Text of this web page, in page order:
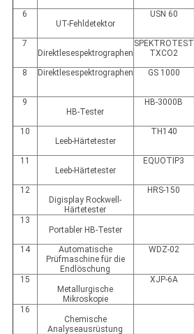
6
UT-Fehldetektor
USN 60
7
Direktlesespektrographen
SPEKTROTEST
TXCO2
8 Direktlesespektrographen GS 1000
9
HB-Tester
HB-3000B
10
Leeb-Härtetester
TH140
11
Leeb-Härtetester
EQUOTIP3
12
Digisplay Rockwell-
Härtetester
HRS-150
13
Portabler HB-Tester
14
Automatische
Prüfmaschine für die
Endlöschung
WDZ-02
15
Metallurgische
Mikroskopie
XJP-6A
16
Chemische
Analyseausrüstung